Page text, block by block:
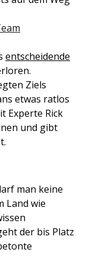
entscheidende
Ziels
etwas ratlos
Experte Rick
und gibt
man keine
Land wie
der bis Platz